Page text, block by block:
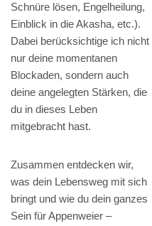
Schnüre lösen, Engelheilung,
Einblick in die Akasha, etc.).
Dabei berücksichtige ich nicht
nur deine momentanen
Blockaden, sondern auch
deine angelegten Stärken, die
du in dieses Leben
mitgebracht hast.
Zusammen entdecken wir,
was dein Lebensweg mit sich
bringt und wie du dein ganzes
Sein für Appenweier –